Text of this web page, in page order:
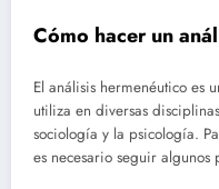
Cómo hacer un
El análisis hermenéutico es
utiliza en diversas
sociología y la psicología.
es necesario seguir algunos